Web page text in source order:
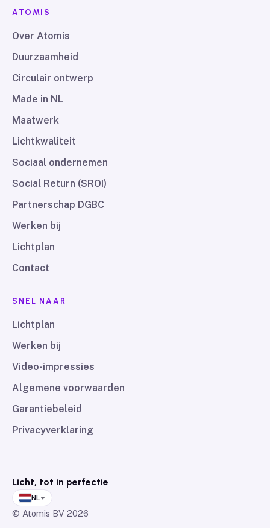
ATOMIS
Over Atomis
Duurzaamheid
Circulair ontwerp
Made in NL
Maatwerk
Lichtkwaliteit
Sociaal ondernemen
Social Return (SROI)
Partnerschap DGBC
Werken bij
Lichtplan
Contact
SNEL NAAR
Lichtplan
Werken bij
Video-impressies
Algemene voorwaarden
Garantiebeleid
Privacyverklaring
Licht, tot in perfectie
NL
© Atomis BV 2026